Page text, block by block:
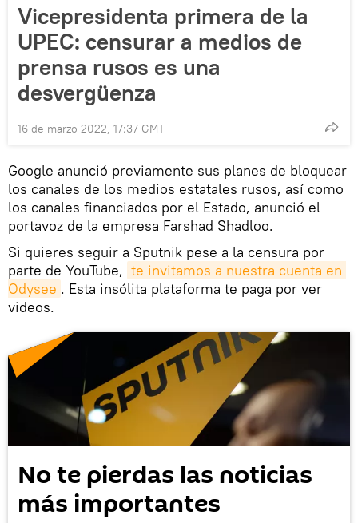
Vicepresidenta primera de la
UPEC: censurar a medios de
prensa rusos es una
desvergüenza
16 de marzo 2022, 17:37 GMT
Google anunció previamente sus planes de bloquear
los canales de los medios estatales rusos, así como
los canales financiados por el Estado, anunció el
portavoz de la empresa Farshad Shadloo.
Si quieres seguir a Sputnik pese a la censura por
parte de YouTube, te invitamos a nuestra cuenta en
Odysee . Esta insólita plataforma te paga por ver
videos.
No te pierdas las noticias
más importantes